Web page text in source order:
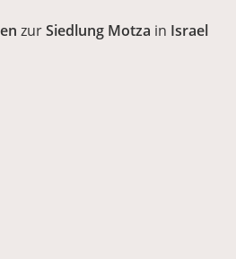
zurSiedlung Motza in Israel